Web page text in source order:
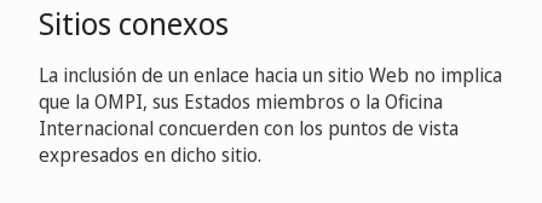
Sitios conexos
La inclusión de un enlace hacia un sitio Web no implica
que la OMPI, sus Estados miembros o la Oficina
Internacional concuerden con los puntos de vista
expresados en dicho sitio.